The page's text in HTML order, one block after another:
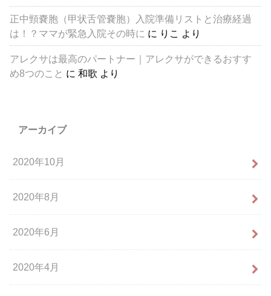
正中頸嚢胞（甲状舌管嚢胞）入院準備リストと治療経過
は！？ママが緊急入院その時に に りこ より
アレクサは最高のパートナー｜アレクサができるおすす
め8つのこと に和歌 より
アーカイブ
2020年10月
2020年8月
2020年6月
2020年4月